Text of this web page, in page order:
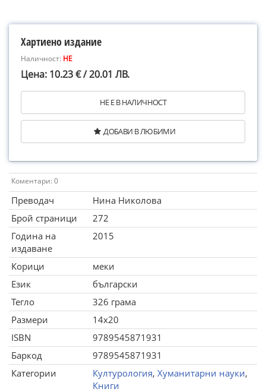
Хартиено издание
Наличност: НЕ
Цена: 10.23 € / 20.01 ЛВ.
НЕ Е В НАЛИЧНОСТ
ДОБАВИ В ЛЮБИМИ
Коментари: 0
Преводач
Нина Николова
Брой страници
272
Година на
издаване
2015
Корици
меки
Език
български
Тегло
326 грама
Размери
14x20
ISBN
9789545871931
Баркод
9789545871931
Категории
Културология, Хуманитарни науки,
Книги